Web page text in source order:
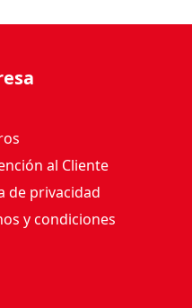
al Cliente
de privacidad
y condiciones